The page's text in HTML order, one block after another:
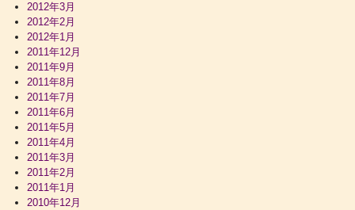
2012年3月
2012年2月
2012年1月
2011年12月
2011年9月
2011年8月
2011年7月
2011年6月
2011年5月
2011年4月
2011年3月
2011年2月
2011年1月
2010年12月